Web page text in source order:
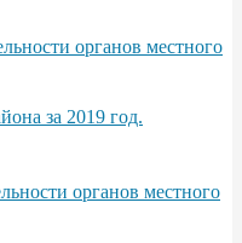
органов местного
за 2019 год.
органов местного